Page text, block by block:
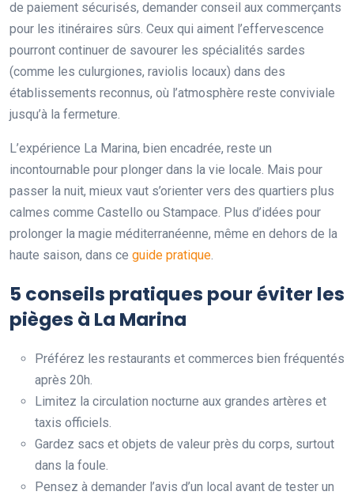
de paiement sécurisés, demander conseil aux commerçants
pour les itinéraires sûrs. Ceux qui aiment l’effervescence
pourront continuer de savourer les spécialités sardes
(comme les culurgiones, raviolis locaux) dans des
établissements reconnus, où l’atmosphère reste conviviale
jusqu’à la fermeture.
L’expérience La Marina, bien encadrée, reste un
incontournable pour plonger dans la vie locale. Mais pour
passer la nuit, mieux vaut s’orienter vers des quartiers plus
calmes comme Castello ou Stampace. Plus d’idées pour
prolonger la magie méditerranéenne, même en dehors de la
haute saison, dans ce guide pratique
5 conseils pratiques pour éviter les
pièges à La Marina
Préférez les restaurants et commerces bien fréquentés
après 20h.
Limitez la circulation nocturne aux grandes artères et
taxis officiels.
Gardez sacs et objets de valeur près du corps, surtout
dans la foule.
Pensez à demander l’avis d’un local avant de tester un